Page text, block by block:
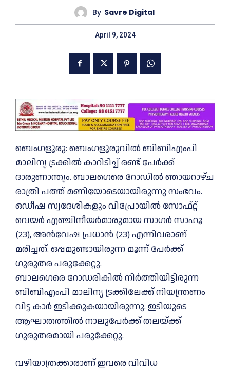
By Savre Digital
April 9, 2024
ബെംഗളൂരു: ബെംഗളൂരുവിൽ ബിബിഎംപി
മാലിന്യ ട്രക്കിൽ കാറിടിച്ച് രണ്ട് പേർക്ക്
ദാരുണാന്ത്യം. ബാലഗെരെ റോഡിൽ ഞായറാഴ്ച
രാത്രി പത്ത് മണിയോടെയായിരുന്നു സംഭവം.
ഒഡീഷ സ്വദേശികളും വിപ്രോയിൽ സോഫ്റ്റ്‌
വെയർ എഞ്ചിനീയർമാരുമായ സാഗർ സാഹൂ
(23), അൻവേഷ പ്രധാൻ (23) എന്നിവരാണ്
മരിച്ചത്. ഒപ്പമുണ്ടായിരുന്ന മൂന്ന് പേർക്ക്
ഗുരുതര പരുക്കേറ്റു.
ബാലഗെരെ റോഡരികിൽ നിർത്തിയിട്ടിരുന്ന
ബിബിഎംപി മാലിന്യ ട്രക്കിലേക്ക് നിയന്ത്രണം
വിട്ട കാർ ഇടിക്കുകയായിരുന്നു. ഇടിയുടെ
ആഘാതത്തിൽ നാലുപേർക്ക് തലയ്ക്ക്
ഗുരുതരമായി പരുക്കേറ്റു.
വഴിയാത്രക്കാരാണ് ഇവരെ വിവിധ